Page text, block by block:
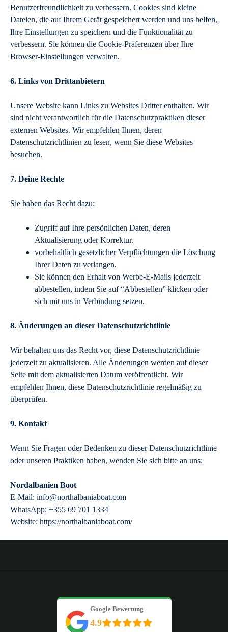
Benutzerfreundlichkeit zu verbessern. Cookies sind kleine
Dateien, die auf Ihrem Gerät gespeichert werden und uns helfen,
Ihre Einstellungen zu speichern und die Funktionalität zu
verbessern. Sie können die Cookie-Präferenzen über Ihre
Browser-Einstellungen verwalten.
6. Links von Drittanbietern
Unsere Website kann Links zu Websites Dritter enthalten. Wir
sind nicht verantwortlich für die Datenschutzpraktiken dieser
externen Websites. Wir empfehlen Ihnen, deren
Datenschutzrichtlinien zu lesen, wenn Sie diese Websites
besuchen.
7. Deine Rechte
Sie haben das Recht dazu:
Zugriff auf Ihre persönlichen Daten, deren
Aktualisierung oder Korrektur.
vorbehaltlich gesetzlicher Verpflichtungen die Löschung
Ihrer Daten zu verlangen.
Sie können den Erhalt von Werbe-E-Mails jederzeit
abbestellen, indem Sie auf “Abbestellen” klicken oder
sich mit uns in Verbindung setzen.
8. Änderungen an dieser Datenschutzrichtlinie
Wir behalten uns das Recht vor, diese Datenschutzrichtlinie
jederzeit zu aktualisieren. Alle Änderungen werden auf dieser
Seite mit dem aktualisierten Datum veröffentlicht. Wir
empfehlen Ihnen, diese Datenschutzrichtlinie regelmäßig zu
überprüfen.
9. Kontakt
Wenn Sie Fragen oder Bedenken zu dieser Datenschutzrichtlinie
oder unseren Praktiken haben, wenden Sie sich bitte an uns:
Nordalbanien Boot
E-Mail: info@northalbaniaboat.com
WhatsApp: +355 69 701 1334
Website: https://northalbaniaboat.com/
Google Bewertung
4.9